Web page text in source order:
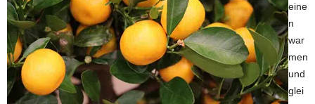
eine
n
war
men
und
glei